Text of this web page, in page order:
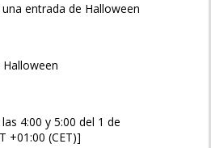
entrada de Halloween
4:00 y 5:00 del 1 de
+01:00 (CET)]